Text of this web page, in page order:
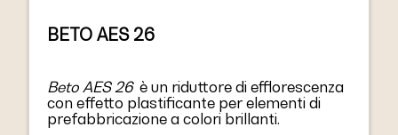
BETO AES 26
Beto AES 26 è un riduttore di efflorescenza
con effetto plastificante per elementi di
prefabbricazione a colori brillanti.